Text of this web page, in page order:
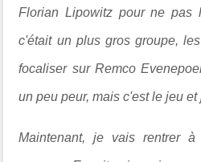
Florian Lipowitz pour ne pas
c'était un plus gros groupe,
focaliser sur Remco
un peu peur, mais c'est le jeu
Maintenant, je vais rentrer